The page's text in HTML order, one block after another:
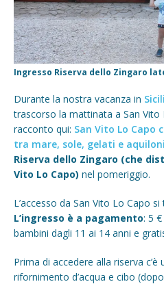
Ingresso Riserva dello Zingaro
Durante la nostra vacanza in
trascorso la mattinata a San Vito
racconto qui: San Vito Lo Capo
tra mare, sole, gelati e aquiloni
Riserva dello Zingaro (che
Vito Lo Capo) nel pomeriggio.
L’accesso da San Vito Lo Capo
L’ingresso è a pagamento: 5
bambini dagli 11 ai 14 anni e
Prima di accedere alla riserva
rifornimento d’acqua e cibo